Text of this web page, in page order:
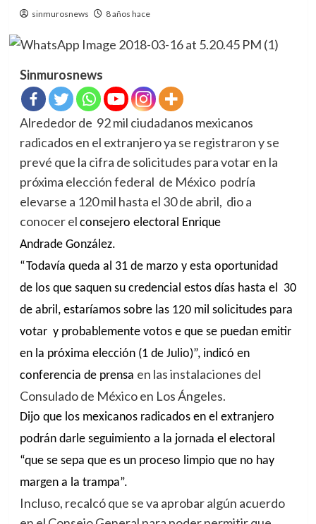
sinmurosnews 8 años hace
Sinmurosnews
Alrededor de 92 mil ciudadanos mexicanos
radicados en el extranjero ya se registraron y se
prevé que la cifra de solicitudes para votar en la
próxima elección federal de México podría
elevarse a 120 mil hasta el 30 de abril, dio a
conocer el consejero electoral Enrique
Andrade González.
“Todavía queda al 31 de marzo y esta oportunidad
de los que saquen su credencial estos días hasta el 30
de abril, estaríamos sobre las 120 mil solicitudes para
votar y probablemente votos e que se puedan emitir
en la próxima elección (1 de Julio)”, indicó en
conferencia de prensa en las instalaciones del
Consulado de México en Los Ángeles.
Dijo que los mexicanos radicados en el extranjero
podrán darle seguimiento a la jornada el electoral
“que se sepa que es un proceso limpio que no hay
margen a la trampa”.
Incluso, recalcó que se va aprobar algún acuerdo